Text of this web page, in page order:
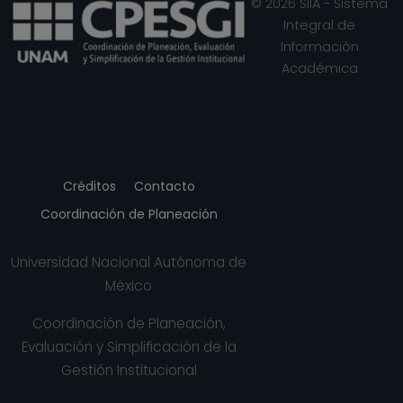
Créditos
Contacto
Coordinación de Planeación
Universidad Nacional Autónoma de
México
Coordinación de Planeación,
Evaluación y Simplificación de la
Gestión Institucional
© 2026 SIIA - Sistema
Integral de
Información
Académica